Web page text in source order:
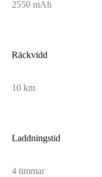
2550 mAh
Räckvidd
10 km
Laddningstid
4 timmar